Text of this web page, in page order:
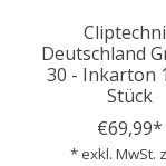
Deutschland
30 - Inkarton
Stück
€69,99*
* exkl. MwSt.